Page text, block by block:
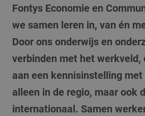
Fontys Economie en
we samen leren in, van én
Door ons onderwijs en
verbinden met het werkveld,
aan een kennisinstelling
alleen in de regio, maar ook
internationaal. Samen